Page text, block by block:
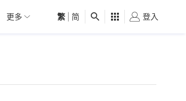
01深圳 觀點 健康 好食玩飛
更多 繁 简 登入